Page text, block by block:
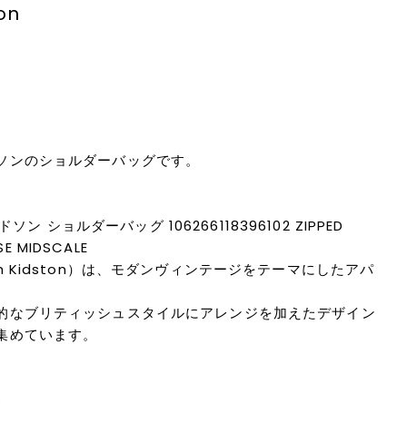
のショルダーバッグです。
ン ショルダーバッグ 106266118396102 ZIPPED
MIDSCALE
）は、モダンヴィンテージをテーマにしたアパ
なブリティッシュスタイルにアレンジを加えたデザイン
ています。